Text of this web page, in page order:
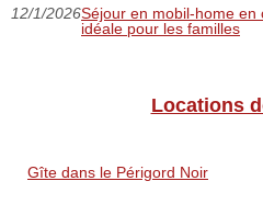
12/1/2026Séjour en mobil-home en
idéale pour les familles
Locations
Gîte dans le Périgord Noir